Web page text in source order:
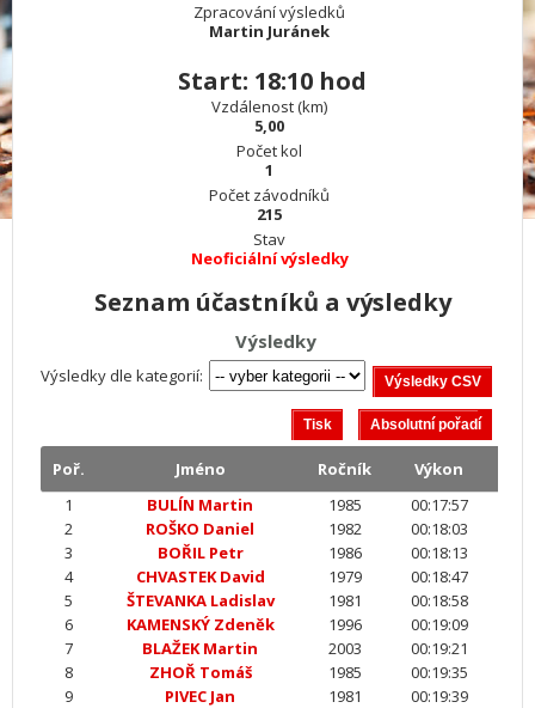
Zpracování výsledků
Martin Juránek
Start: 18:10 hod
Vzdálenost (km)
5,00
Počet kol
1
Počet závodníků
215
Stav
Neoficiální výsledky
Seznam účastníků a výsledky
Výsledky
Výsledky dle kategorií:
Poř. Jméno Ročník
Výkon
1
BULÍN Martin 1985
00:17:57
2
ROŠKO Daniel 1982
00:18:03
3
BOŘIL Petr 1986
00:18:13
4
CHVASTEK David 1979
00:18:47
5
ŠTEVANKA Ladislav 1981
00:18:58
6
KAMENSKÝ Zdeněk 1996
00:19:09
7
BLAŽEK Martin 2003
00:19:21
8
ZHOŘ Tomáš 1985
00:19:35
9
PIVEC Jan 1981
00:19:39